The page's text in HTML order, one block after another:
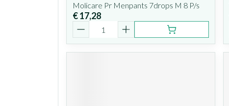
Molicare Pr Menpants 7drops M 8 P/s
€ 17,28